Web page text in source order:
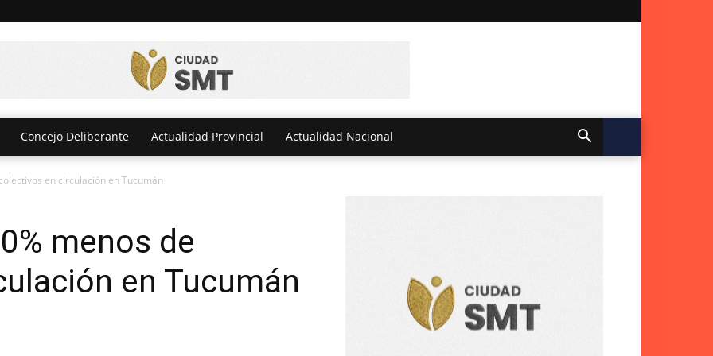
Concejo Deliberante Actualidad Provincial Actualidad Nacional
en circulación en Tucumán
menos de
en Tucumán